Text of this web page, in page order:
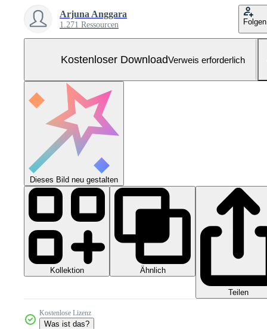
Arjuna Anggara
1.271 Ressourcen Folgen
Kostenloser DownloadVerweis erforderlich
Dieses Bild neu gestalten
Kollektion Ähnlich
Teilen
Kostenlose Lizenz
Was ist das?